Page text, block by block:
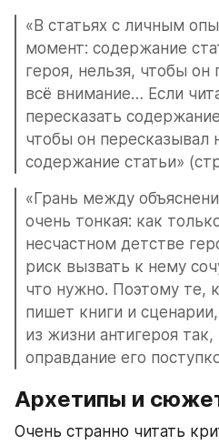
«В статьях с личным
момент: содержание
героя, нельзя, чтобы он
всё внимание… Если
пересказать
чтобы он пересказывал
содержание статьи»
«Грань между
очень тонкая: как
несчастном детстве
риск вызвать к нему
что нужно. Поэтому те,
пишет книги и
из жизни антигероя
оправдание его
Архетипы и
Очень странно читать